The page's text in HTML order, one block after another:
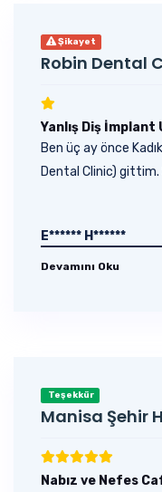
Şikayet
Robin Dental
Yanlış Diş İmplant
Ben üç ay önce Kadıköy de bulunan ROBIN CLINIC (RBN
Dental Clinic) gittim.
E****** H******
Devamını Oku
Teşekkür
Manisa Şehir
Nabız ve Nefes